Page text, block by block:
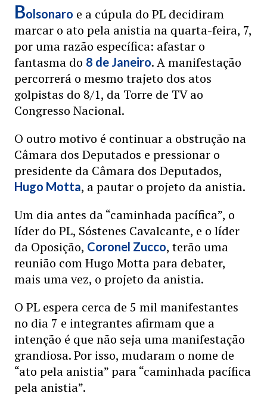
Bolsonaro e a cúpula do PL decidiram
marcar o ato pela anistia na quarta-feira, 7,
por uma razão específica: afastar o
fantasma do 8 de Janeiro. A manifestação
percorrerá o mesmo trajeto dos atos
golpistas do 8/1, da Torre de TV ao
Congresso Nacional.
O outro motivo é continuar a obstrução na
Câmara dos Deputados e pressionar o
presidente da Câmara dos Deputados,
Hugo Motta, a pautar o projeto da anistia.
Um dia antes da “caminhada pacífica”, o
líder do PL, Sóstenes Cavalcante, e o líder
da Oposição, Coronel Zucco, terão uma
reunião com Hugo Motta para debater,
mais uma vez, o projeto da anistia.
O PL espera cerca de 5 mil manifestantes
no dia 7 e integrantes afirmam que a
intenção é que não seja uma manifestação
grandiosa. Por isso, mudaram o nome de
“ato pela anistia” para “caminhada pacífica
pela anistia”.